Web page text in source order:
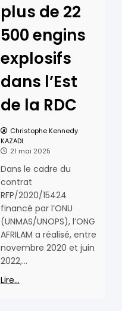
plus de 22
500 engins
explosifs
dans l’Est
de la RDC
Christophe Kennedy
KAZADI
21 mai 2025
Dans le cadre du
contrat
RFP/2020/15424
financé par l’ONU
(UNMAS/UNOPS), l’ONG
AFRILAM a réalisé, entre
novembre 2020 et juin
2022,…
Lire...